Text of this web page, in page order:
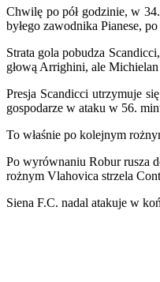
Chwilę po pół godzinie, w
byłego zawodnika Pianese,
Strata gola pobudza
głową Arrighini, ale Michielan
Presja Scandicci utrzymuje
gospodarze w ataku w 56.
To właśnie po kolejnym
Po wyrównaniu Robur rusza
rożnym Vlahovica strzela
Siena F.C. nadal atakuje w